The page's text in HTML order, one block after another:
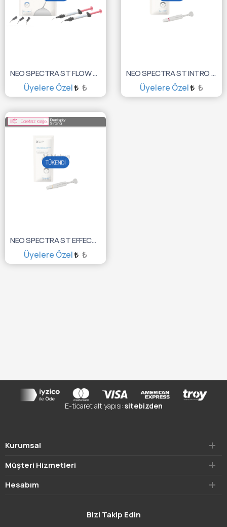
NEO SPECTRA ST FLOW 5X1.8GR. INTRO. KIT 60701920
Üyelere Özel ₺
TÜKENDİ :(
NEO SPECTRA ST INTRO KİT HV 5X3GR 60701980
Üyelere Özel ₺
Ücretsiz Kargo
NEO SPECTRA ST EFFECTS KİT 3X3GR. 60701950
Üyelere Özel ₺
E-ticaret alt yapısı: sitebizden
Kurumsal
Müşteri Hizmetleri
Hesabım
Bizi Takip Edin